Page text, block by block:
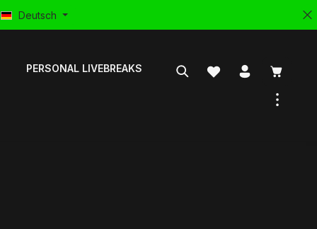
Deutsch
PERSONAL LIVEBREAKS